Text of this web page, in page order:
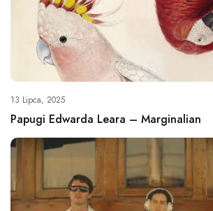
13 Lipca, 2025
Papugi Edwarda Leara – Marginalian